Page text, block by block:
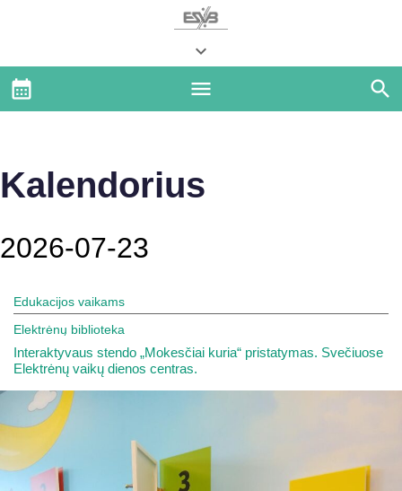
Kalendorius
2026-07-23
Edukacijos vaikams
Elektrėnų biblioteka
Interaktyvaus stendo „Mokesčiai kuria“ pristatymas. Svečiuose
Elektrėnų vaikų dienos centras.